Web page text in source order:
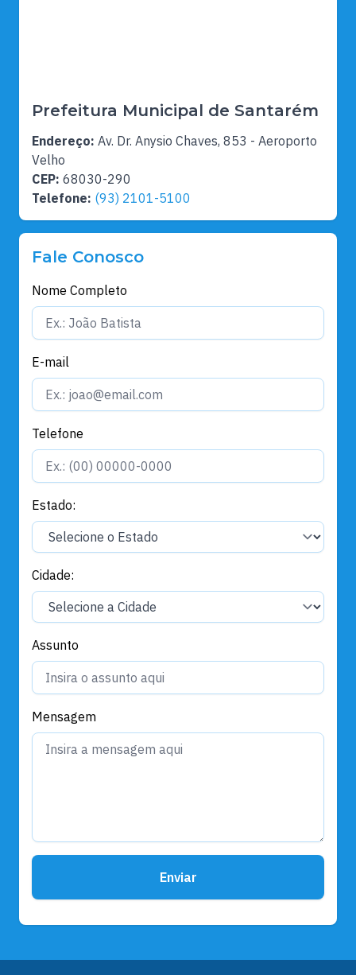
Prefeitura Municipal de Santarém
Endereço: Av. Dr. Anysio Chaves, 853 - Aeroporto
Velho
CEP: 68030-290
Telefone: (93) 2101-5100
Fale Conosco
Nome Completo
E-mail
Telefone
Estado:
Cidade:
Assunto
Mensagem
Enviar